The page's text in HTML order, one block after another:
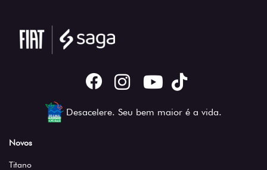
Desacelere. Seu bem maior é a vida.
Novos
Titano